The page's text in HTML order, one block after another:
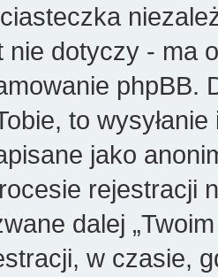
nie dotyczy - ma
phpBB.
to
jako
rejestracji
dalej
w czasie,